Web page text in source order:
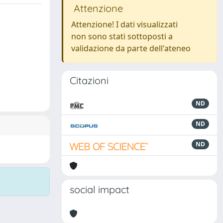
Attenzione
Attenzione! I dati visualizzati
non sono stati sottoposti a
validazione da parte dell'ateneo
Citazioni
ND
ND
ND
social impact